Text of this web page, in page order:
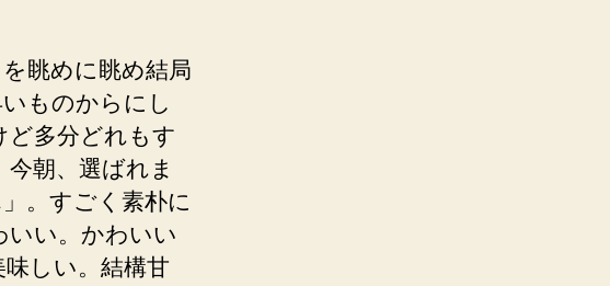
眺めに眺め結局
ものからにし
ど多分どれもす
朝、選ばれま
。すごく素朴に
いい。かわいい
しい。結構甘